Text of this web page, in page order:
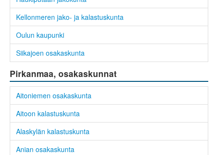
Kellonmeren jako- ja kalastuskunta
Oulun kaupunki
Siikajoen osakaskunta
Pirkanmaa, osakaskunnat
Aitoniemen osakaskunta
Aitoon kalastuskunta
Alaskylän kalastuskunta
Anian osakaskunta